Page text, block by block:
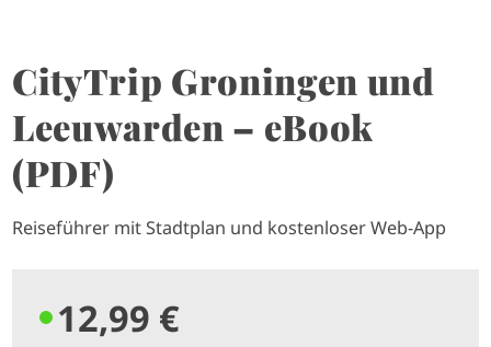
CityTrip Groningen und
Leeuwarden – eBook
(PDF)
Reiseführer mit Stadtplan und kostenloser Web-App
12,99 €